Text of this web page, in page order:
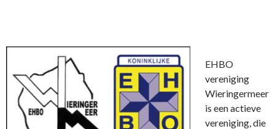
EHBO
vereniging
Wieringermeer
is een actieve
vereniging, die